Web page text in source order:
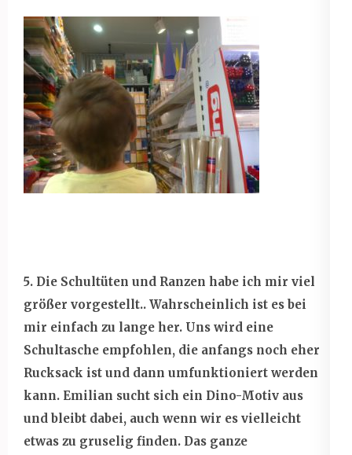
5. Die Schultüten und Ranzen habe ich mir viel
größer vorgestellt.. Wahrscheinlich ist es bei
mir einfach zu lange her. Uns wird eine
Schultasche empfohlen, die anfangs noch eher
Rucksack ist und dann umfunktioniert werden
kann. Emilian sucht sich ein Dino-Motiv aus
und bleibt dabei, auch wenn wir es vielleicht
etwas zu gruselig finden. Das ganze